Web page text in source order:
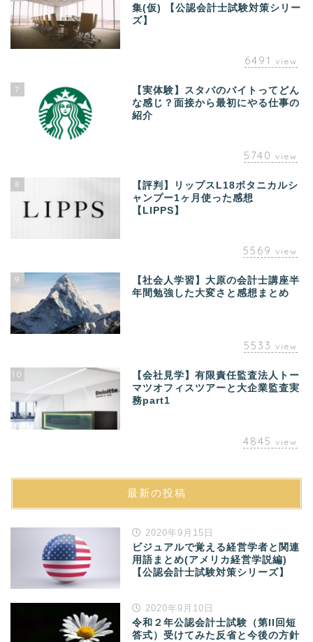
集(仮) 【公認会計士試験対策シリー
ズ】
6491 view
7
【実体験】スタバのバイトってどん
な感じ？面接から最初にやる仕事の
紹介
5740 view
8
【評判】リップスL18ボタニカルシ
ャンプー1ヶ月使った感想
【LIPPS】
5569 view
9
【社会人学習】大原の会計士講座半
年間勉強した大変さと感想まとめ
5533 view
10
【会社見学】有限責任監査法人トー
マツオフィスツアーと大企業監査実
務part1
4845 view
最新の投稿
2020年9月15日
ビジュアルで覚える経営学者と関連
用語まとめ(アメリカ経営学説編)
【公認会計士試験対策シリーズ】
2020年9月10日
令和２年公認会計士試験（第II回短
答式）受けてみた反省と今後の方針